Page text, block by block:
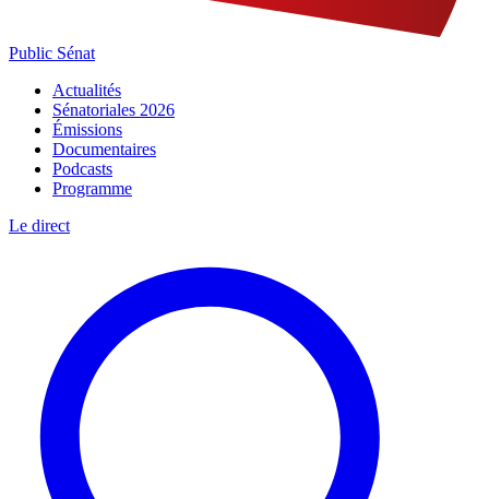
Public Sénat
Actualités
Sénatoriales 2026
Émissions
Documentaires
Podcasts
Programme
Le direct